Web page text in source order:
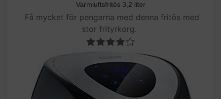
Varmluftsfritös 3,2 liter
Få mycket för pengarna med denna fritös med
stor frityrkorg.